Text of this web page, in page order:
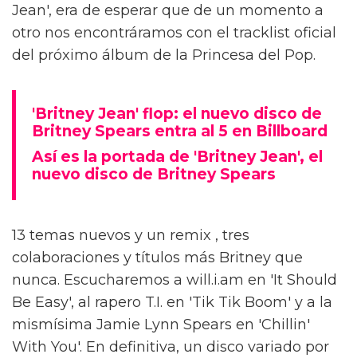
Jean', era de esperar que de un momento a
otro nos encontráramos con el tracklist oficial
del próximo álbum de la Princesa del Pop.
'Britney Jean' flop: el nuevo disco de
Britney Spears entra al 5 en Billboard
Así es la portada de 'Britney Jean', el
nuevo disco de Britney Spears
13 temas nuevos y un remix , tres
colaboraciones y títulos más Britney que
nunca. Escucharemos a will.i.am en 'It Should
Be Easy', al rapero T.I. en 'Tik Tik Boom' y a la
mismísima Jamie Lynn Spears en 'Chillin'
With You'. En definitiva, un disco variado por